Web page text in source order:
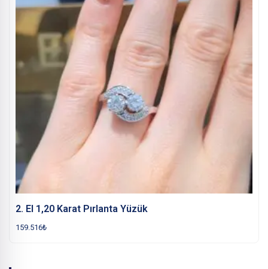
2. El 1,20 Karat Pırlanta Yüzük
159.516₺